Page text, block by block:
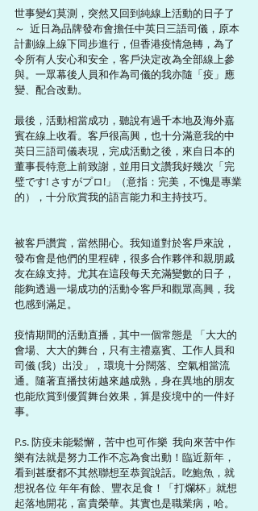
世事變幻莫測，突然又回到純線上活動的日子了
～  近日為品牌發布會擔任中英日三語司儀，原本
計劃線上線下同步進行，但香港疫情急轉，為了
令所有人安心和安全，客戶決定改為全部線上參
與。一眾幕後人員和作為司儀的我亦隨「疫」應
變、配合改動。
最後，活動相當成功，聽說有過千本地及海外嘉
賓在線上收看。客戶很高興，也十分滿意我的中
英日三語司儀表現，完成活動之後，來自日本的
董事長特意上前致謝，並用日文讚我好幾次「完
璧です! さすがプロ!」（意指：完美，不愧是專業
的），十分欣賞我的語言能力和主持技巧。
被客戶讚賞，當然開心。我知道對於客戶來說，
發布會是他們的里程碑，很多合作夥伴和親朋戚
友在線支持。尤其在這段每天充滿變數的日子，
能夠透過一場成功的活動令客戶和觀眾高興，我
也感到滿足。
疫情期間的活動直播，其中一個常態是 「大大的
會場、大大的舞台，只有主禮嘉賓、工作人員和
司儀 (我）出没」，環境十分闊落、空氣相當流
通。隨著直播技術越來越成熟，身在異地的朋友
也能欣賞到優質舞台效果，算是疫境中的一件好
事。
P.s. 防疫未能鬆懈，苦中也可作樂  我向來苦中作
樂有法就是努力工作不忘為食出動！臨近新年，
看到甚麼都不其然聯想至恭賀說話。吃鮑魚，就
想祝各位 年年有餘、豐衣足食！「打爛杯」就想
起落地開花，富貴榮華。其實也是職業病，哈。